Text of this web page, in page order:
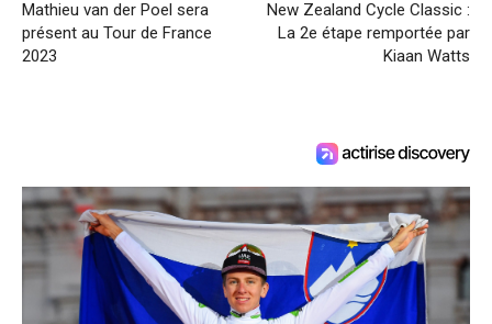
Mathieu van der Poel sera
présent au Tour de France
2023
New Zealand Cycle Classic :
La 2e étape remportée par
Kiaan Watts